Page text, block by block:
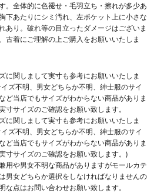
。全体的に色褪せ・毛羽立ち・擦れが多少あ
下あたりにシミ汚れ、左ポケット上に小さな
あり。破れ等の目立ったダメージはございま
古着にご理解の上ご購入をお願いいたしま
に関しまして実寸も参考にお願いいたしま
ズ不明、男女どちらか不明、紳士服のサイ
ど当店でもサイズがわからない商品がありま
寸サイズのご確認をお願い致します。
に関しまして実寸も参考にお願いいたしま
ズ不明、男女どちらか不明、紳士服のサイ
ど当店でもサイズがわからない商品がありま
寸サイズのご確認をお願い致します。)
用や男女不明な商品がありますがモールカテ
男女どちらか選択をしなければなりませんの
な点はお問い合わせお願い致します。